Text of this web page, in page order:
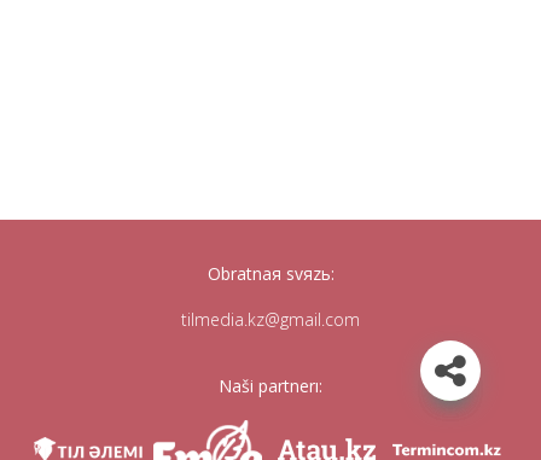
Obratnaя svяzь:
tilmedia.kz@gmail.com
Naši partnerı: